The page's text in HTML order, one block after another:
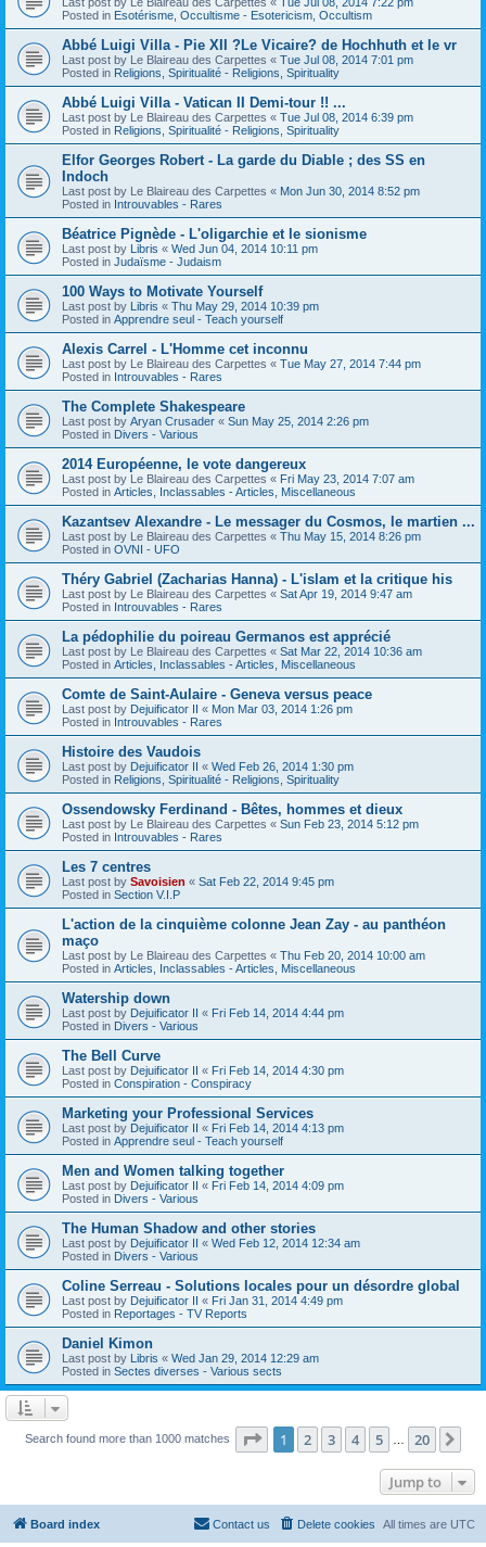
Posted in Esotérisme, Occultisme - Esotericism, Occultism
Abbé Luigi Villa - Pie XII ?Le Vicaire? de Hochhuth et le vr
Last post by Le Blaireau des Carpettes « Tue Jul 08, 2014 7:01 pm
Posted in Religions, Spiritualité - Religions, Spirituality
Abbé Luigi Villa - Vatican II Demi-tour !! ...
Last post by Le Blaireau des Carpettes « Tue Jul 08, 2014 6:39 pm
Posted in Religions, Spiritualité - Religions, Spirituality
Elfor Georges Robert - La garde du Diable ; des SS en
Indoch
Last post by Le Blaireau des Carpettes « Mon Jun 30, 2014 8:52 pm
Posted in Introuvables - Rares
Béatrice Pignède - L'oligarchie et le sionisme
Last post by Libris « Wed Jun 04, 2014 10:11 pm
Posted in Judaïsme - Judaism
100 Ways to Motivate Yourself
Last post by Libris « Thu May 29, 2014 10:39 pm
Posted in Apprendre seul - Teach yourself
Alexis Carrel - L'Homme cet inconnu
Last post by Le Blaireau des Carpettes « Tue May 27, 2014 7:44 pm
Posted in Introuvables - Rares
The Complete Shakespeare
Last post by Aryan Crusader « Sun May 25, 2014 2:26 pm
Posted in Divers - Various
2014 Européenne, le vote dangereux
Last post by Le Blaireau des Carpettes « Fri May 23, 2014 7:07 am
Posted in Articles, Inclassables - Articles, Miscellaneous
Kazantsev Alexandre - Le messager du Cosmos, le martien ...
Last post by Le Blaireau des Carpettes « Thu May 15, 2014 8:26 pm
Posted in OVNI - UFO
Théry Gabriel (Zacharias Hanna) - L'islam et la critique his
Last post by Le Blaireau des Carpettes « Sat Apr 19, 2014 9:47 am
Posted in Introuvables - Rares
La pédophilie du poireau Germanos est apprécié
Last post by Le Blaireau des Carpettes « Sat Mar 22, 2014 10:36 am
Posted in Articles, Inclassables - Articles, Miscellaneous
Comte de Saint-Aulaire - Geneva versus peace
Last post by Dejuificator II « Mon Mar 03, 2014 1:26 pm
Posted in Introuvables - Rares
Histoire des Vaudois
Last post by Dejuificator II « Wed Feb 26, 2014 1:30 pm
Posted in Religions, Spiritualité - Religions, Spirituality
Ossendowsky Ferdinand - Bêtes, hommes et dieux
Last post by Le Blaireau des Carpettes « Sun Feb 23, 2014 5:12 pm
Posted in Introuvables - Rares
Les 7 centres
Last post by Savoisien « Sat Feb 22, 2014 9:45 pm
Posted in Section V.I.P
L'action de la cinquième colonne Jean Zay - au panthéon
maço
Last post by Le Blaireau des Carpettes « Thu Feb 20, 2014 10:00 am
Posted in Articles, Inclassables - Articles, Miscellaneous
Watership down
Last post by Dejuificator II « Fri Feb 14, 2014 4:44 pm
Posted in Divers - Various
The Bell Curve
Last post by Dejuificator II « Fri Feb 14, 2014 4:30 pm
Posted in Conspiration - Conspiracy
Marketing your Professional Services
Last post by Dejuificator II « Fri Feb 14, 2014 4:13 pm
Posted in Apprendre seul - Teach yourself
Men and Women talking together
Last post by Dejuificator II « Fri Feb 14, 2014 4:09 pm
Posted in Divers - Various
The Human Shadow and other stories
Last post by Dejuificator II « Wed Feb 12, 2014 12:34 am
Posted in Divers - Various
Coline Serreau - Solutions locales pour un désordre global
Last post by Dejuificator II « Fri Jan 31, 2014 4:49 pm
Posted in Reportages - TV Reports
Daniel Kimon
Last post by Libris « Wed Jan 29, 2014 12:29 am
Posted in Sectes diverses - Various sects
Search found more than 1000 matches Page 1of 20
1 2 3 4 5 20
Jump to
Board index All times are UTC
Delete cookies
Contact us